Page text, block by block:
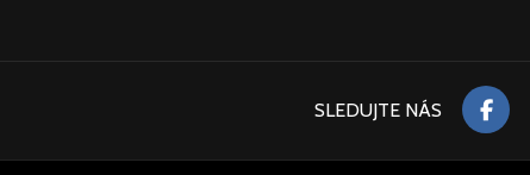
SLEDUJTE NÁS